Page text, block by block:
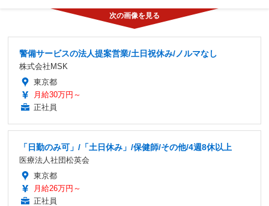
警備サービスの法人提案営業/土日祝休み/ノルマなし
株式会社MSK
東京都
月給30万円～
正社員
「日勤のみ可」/「土日休み」/保健師/その他/4週8休以上
医療法人社団松英会
東京都
月給26万円～
正社員